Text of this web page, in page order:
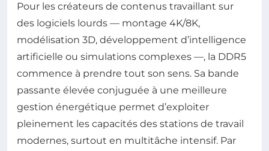
Pour les créateurs de contenus travaillant sur
des logiciels lourds — montage 4K/8K,
modélisation 3D, développement d’intelligence
artificielle ou simulations complexes —, la DDR5
commence à prendre tout son sens. Sa bande
passante élevée conjuguée à une meilleure
gestion énergétique permet d’exploiter
pleinement les capacités des stations de travail
modernes, surtout en multitâche intensif. Par